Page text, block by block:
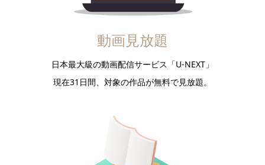
動画見放題
日本最大級の動画配信サービス「U-NEXT」
現在31日間、対象の作品が無料で見放題。